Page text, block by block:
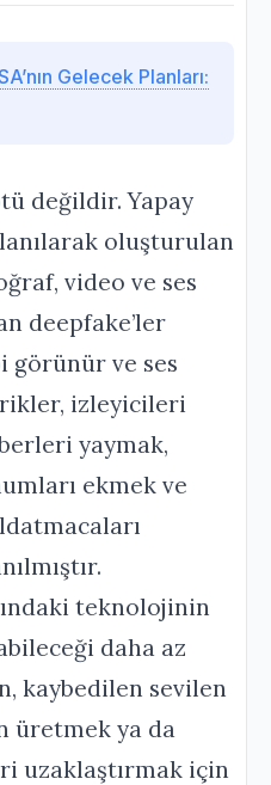
Gelecek Planları:
değildir. Yapay
oluşturulan
video ve ses
deepfake’ler
görünür ve ses
izleyicileri
yaymak,
ekmek ve
teknolojinin
daha az
kaybedilen sevilen
üretmek ya da
uzaklaştırmak için